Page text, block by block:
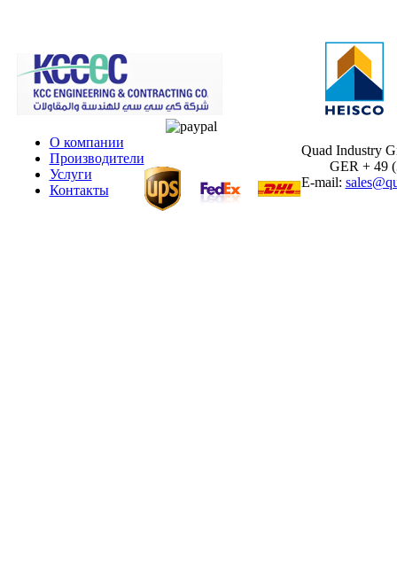
О компании
Производители
Услуги
Контакты
Quad Industry
GER + 49
E-mail: